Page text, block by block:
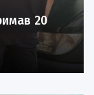
20